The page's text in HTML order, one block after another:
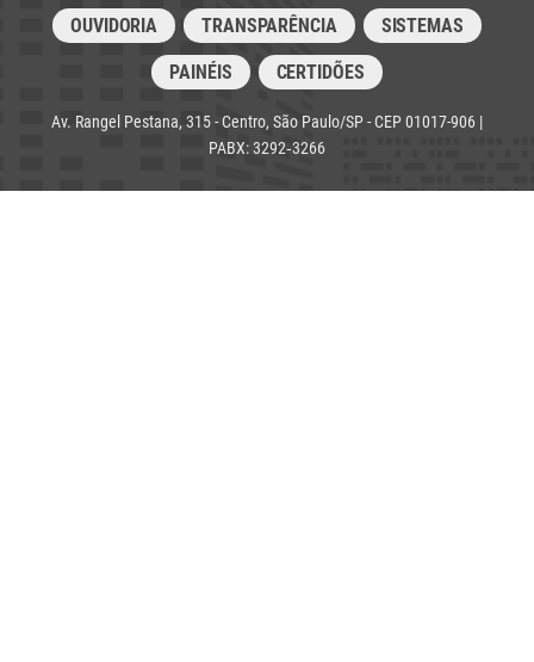
OUVIDORIA TRANSPARÊNCIA SISTEMAS
PAINÉIS CERTIDÕES
Av. Rangel Pestana, 315 - Centro, São Paulo/SP - CEP 01017-906 |
PABX: 3292‑3266